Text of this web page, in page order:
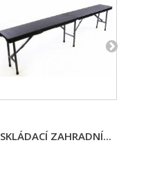
SKLÁDACÍ ZAHRADNÍ...